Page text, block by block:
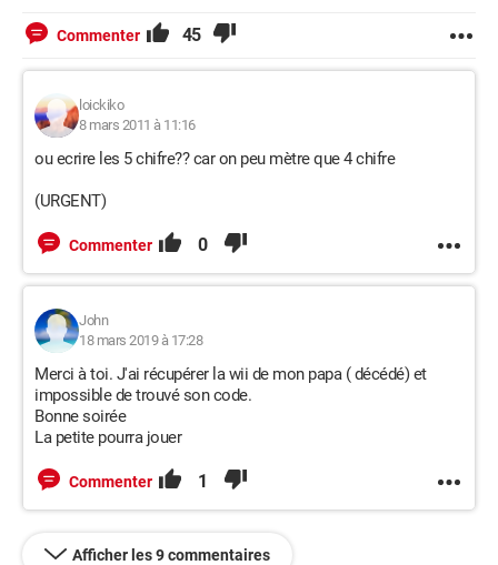
Commenter 45
loickiko
8 mars 2011 à 11:16
ou ecrire les 5 chifre?? car on peu mètre que 4 chifre
(URGENT)
Commenter 0
John
18 mars 2019 à 17:28
Merci à toi. J'ai récupérer la wii de mon papa ( décédé) et
impossible de trouvé son code.
Bonne soirée
La petite pourra jouer
Commenter 1
Afficher les 9 commentaires